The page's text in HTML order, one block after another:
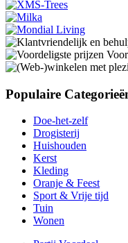
Populaire
Doe-het-zelf
Drogisterij
Huishouden
Kerst
Kleding
Oranje & Feest
Sport & Vrije tijd
Tuin
Wonen